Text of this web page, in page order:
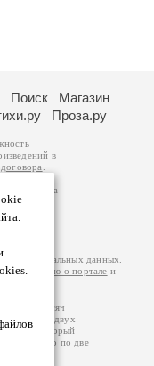
Поиск
Магазин
Проза.ру
в
авторам
возможна
за
на
персональных данных
информацию о портале и
200 тысяч
более двух
который
указано по две